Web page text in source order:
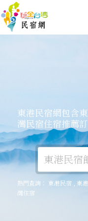
東港民宿網包含
灣民宿住宿推薦
熱門查詢： 東港民宿 東港
灣住宿